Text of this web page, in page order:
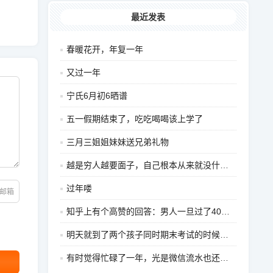
邮箱
最近发表
春暖花开，年复一年
又过一年
宁氏6月初6晒谱
五一假期结束了，吃吃喝喝该上学了
三月三姐姐妹妹送兄弟礼物
越是穷人越要面子，自己根本从来就没什么面子，前20
过年喽
知乎上有个高赞的回答：男人一旦过了40岁，最怕的五
明天就到了两个孩子同时期末考试的时候了，正好在同一
有时觉得忙碌了一年，光是微信流水也还可以，可是挣的